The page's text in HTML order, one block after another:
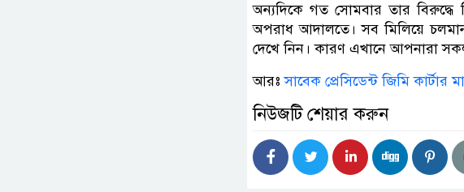
অন্যদিকে গত সোমবার তার বিরুদ্ধে
অপরাধ আদালতে‌। সব মিলিয়ে
দেখে নিন। কারণ এখানে আপনারা
আরঃসাবেক প্রেসিডেন্ট জিমি কার্টার
নিউজটি শেয়ার করুন